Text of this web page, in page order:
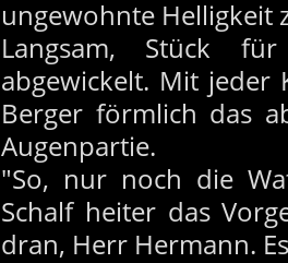
ungewohnte Helligkeit
Langsam, Stück
abgewickelt. Mit jeder
Berger förmlich das
Augenpartie.
"So, nur noch die
Schalf heiter das
dran, Herr Hermann.